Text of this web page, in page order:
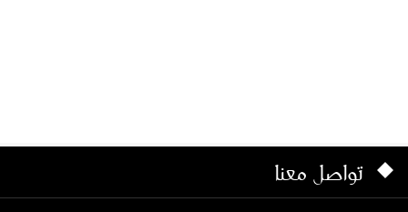
تواصل معنا